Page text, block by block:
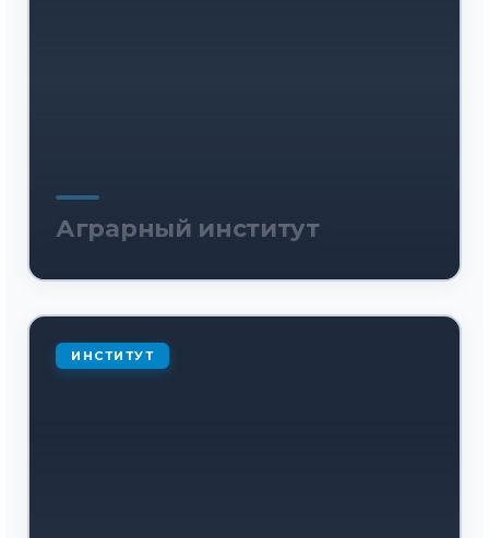
Аграрный институт
ИНСТИТУТ